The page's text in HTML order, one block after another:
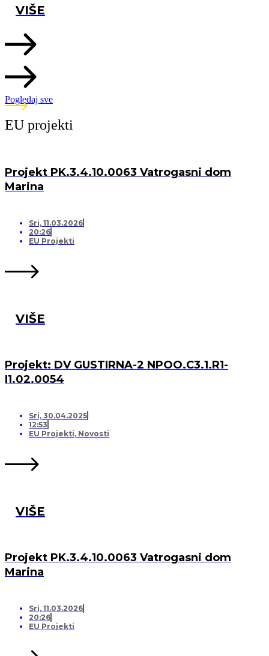
VIŠE
Pogledaj sve
EU projekti
Projekt PK.3.4.10.0063 Vatrogasni dom
Marina
Sri, 11.03.2026
20:26
EU Projekti
VIŠE
Projekt: DV GUSTIRNA-2 NPOO.C3.1.R1-
I1.02.0054
Sri, 30.04.2025
12:53
EU Projekti, Novosti
VIŠE
Projekt PK.3.4.10.0063 Vatrogasni dom
Marina
Sri, 11.03.2026
20:26
EU Projekti